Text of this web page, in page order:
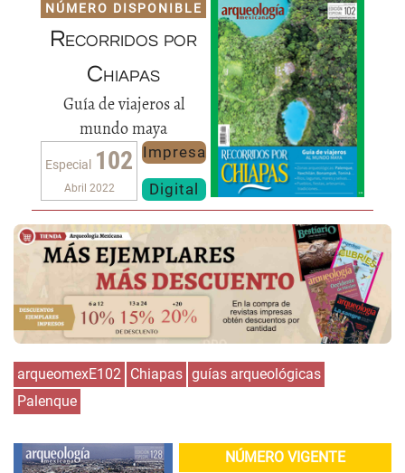
NÚMERO DISPONIBLE
Recorridos por
Chiapas
Guía de viajeros al
mundo maya
Especial 102
Abril 2022
Impresa
Digital
arqueomexE102 Chiapas guías arqueológicas
Palenque
NÚMERO VIGENTE